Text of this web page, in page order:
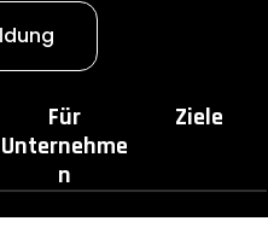
Für
Unternehme
n
Ziele